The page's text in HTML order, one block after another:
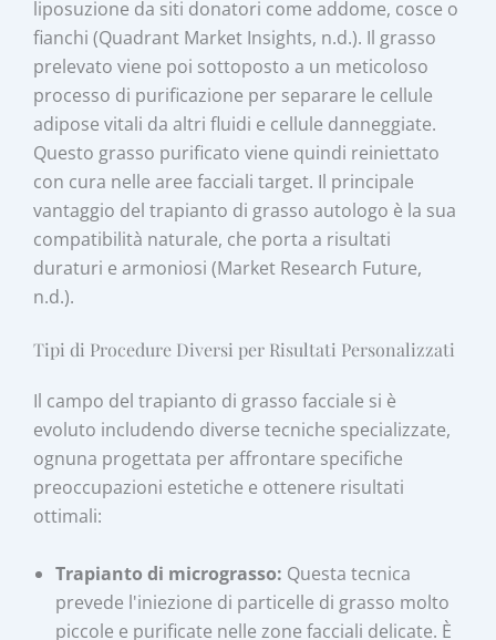
liposuzione da siti donatori come addome, cosce o
fianchi (Quadrant Market Insights, n.d.). Il grasso
prelevato viene poi sottoposto a un meticoloso
processo di purificazione per separare le cellule
adipose vitali da altri fluidi e cellule danneggiate.
Questo grasso purificato viene quindi reiniettato
con cura nelle aree facciali target. Il principale
vantaggio del trapianto di grasso autologo è la sua
compatibilità naturale, che porta a risultati
duraturi e armoniosi (Market Research Future,
n.d.).
Tipi di Procedure Diversi per Risultati Personalizzati
Il campo del trapianto di grasso facciale si è
evoluto includendo diverse tecniche specializzate,
ognuna progettata per affrontare specifiche
preoccupazioni estetiche e ottenere risultati
ottimali:
Trapianto di micrograsso: Questa tecnica
prevede l'iniezione di particelle di grasso molto
piccole e purificate nelle zone facciali delicate. È